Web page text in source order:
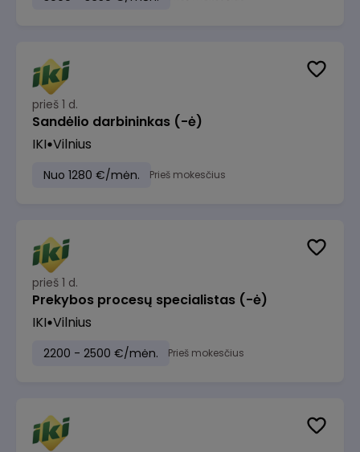
prieš 1 d.
Sandėlio darbininkas (-ė)
IKI Vilnius
Nuo 1280 €/mėn. Prieš mokesčius
prieš 1 d.
Prekybos procesų specialistas (-ė)
IKI Vilnius
2200 - 2500 €/mėn. Prieš mokesčius